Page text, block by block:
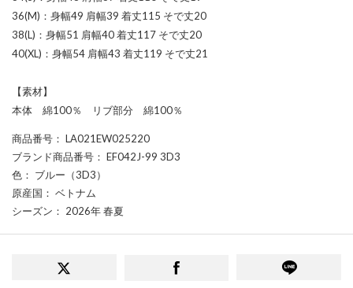
36(M)：身幅49 肩幅39 着丈115 そで丈20
38(L)：身幅51 肩幅40 着丈117 そで丈20
40(XL)：身幅54 肩幅43 着丈119 そで丈21
【素材】
本体 綿100％ リブ部分 綿100％
商品番号 ： LA021EW025220
ブランド商品番号 ： EF042J-99 3D3
色 ： ブルー（3D3）
原産国 ： ベトナム
シーズン ： 2026年 春夏